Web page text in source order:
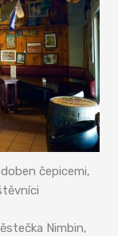
čepicemi,
Nimbin,